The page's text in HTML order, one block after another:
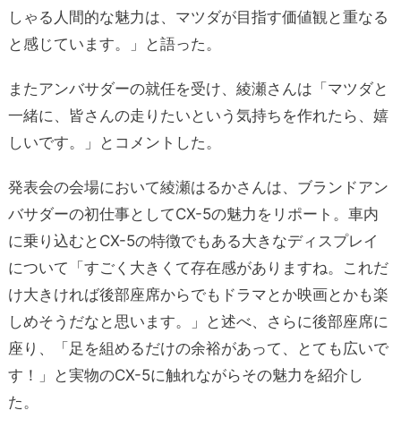
しゃる人間的な魅力は、マツダが目指す価値観と重なる
と感じています。」と語った。
またアンバサダーの就任を受け、綾瀬さんは「マツダと
一緒に、皆さんの走りたいという気持ちを作れたら、嬉
しいです。」とコメントした。
発表会の会場において綾瀬はるかさんは、ブランドアン
バサダーの初仕事としてCX-5の魅力をリポート。車内
に乗り込むとCX-5の特徴でもある大きなディスプレイ
について「すごく大きくて存在感がありますね。これだ
け大きければ後部座席からでもドラマとか映画とかも楽
しめそうだなと思います。」と述べ、さらに後部座席に
座り、「足を組めるだけの余裕があって、とても広いで
す！」と実物のCX-5に触れながらその魅力を紹介し
た。